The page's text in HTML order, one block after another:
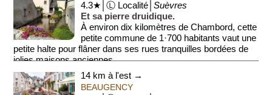
4.3★│Ⓛ Localité│Suèvres
Et sa pierre druidique.
À environ dix kilomètres de Chambord, cette
petite commune de 1·700 habitants vaut une
petite halte pour flâner dans ses rues tranquilles bordées de
jolies maisons anciennes....
14 km à l'est →
BEAUGENCY